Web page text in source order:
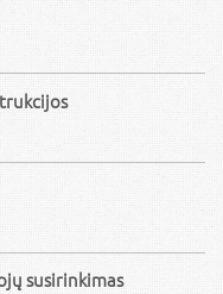
susirinkimas